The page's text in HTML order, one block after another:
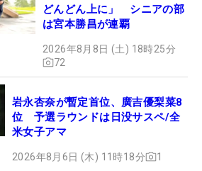
どんどん上に」 シニアの部
は宮本勝昌が連覇
2026年8月8日 (土) 18時25分
72
岩永杏奈が暫定首位、廣吉優梨菜8
位 予選ラウンドは日没サスペ/全
米女子アマ
2026年8月6日 (木) 11時18分 1